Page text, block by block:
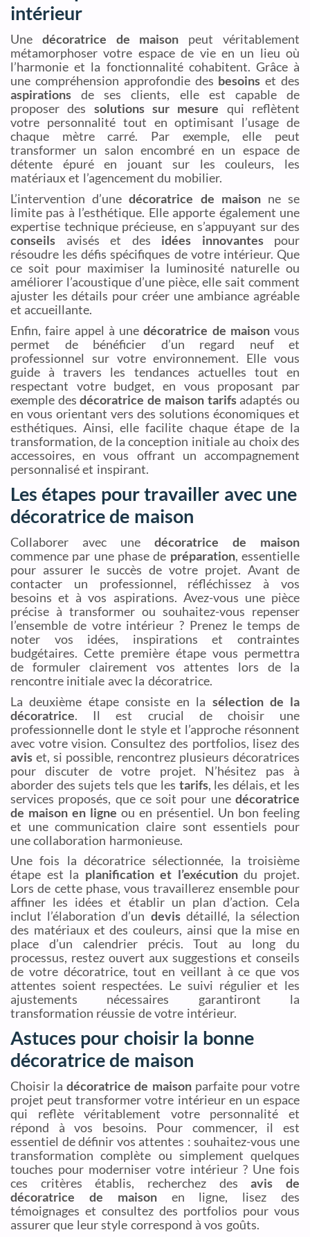
intérieur
Une décoratrice de maison peut véritablement
métamorphoser votre espace de vie en un lieu où
l’harmonie et la fonctionnalité cohabitent. Grâce à
une compréhension approfondie des besoins et des
aspirations de ses clients, elle est capable de
proposer des solutions sur mesure qui reflètent
votre personnalité tout en optimisant l’usage de
chaque mètre carré. Par exemple, elle peut
transformer un salon encombré en un espace de
détente épuré en jouant sur les couleurs, les
matériaux et l’agencement du mobilier.
L’intervention d’unedécoratrice de maisonne se
limite pas à l’esthétique. Elle apporte également une
expertise technique précieuse, en s’appuyant sur des
conseils avisés et des idées innovantespour
résoudre les défis spécifiques de votre intérieur. Que
ce soit pour maximiser la luminosité naturelle ou
améliorer l’acoustique d’une pièce, elle sait comment
ajuster les détails pour créer une ambiance agréable
et accueillante.
Enfin, faire appel à unedécoratrice de maisonvous
permet de bénéficier d’un regard neuf et
professionnel sur votre environnement. Elle vous
guide à travers les tendances actuelles tout en
respectant votre budget, en vous proposant par
exemple desdécoratrice de maison tarifsadaptés ou
en vous orientant vers des solutions économiques et
esthétiques. Ainsi, elle facilite chaque étape de la
transformation, de la conception initiale au choix des
accessoires, en vous offrant un accompagnement
personnalisé et inspirant.
Les étapes pour travailler avec une
décoratrice de maison
Collaborer avec une décoratrice de maison
commence par une phase de préparation, essentielle
pour assurer le succès de votre projet. Avant de
contacter un professionnel, réfléchissez à vos
besoins et à vos aspirations. Avez-vous une pièce
précise à transformer ou souhaitez-vous repenser
l’ensemble de votre intérieur ? Prenez le temps de
noter vos idées, inspirations et contraintes
budgétaires. Cette première étape vous permettra
de formuler clairement vos attentes lors de la
rencontre initiale avec la décoratrice.
La deuxième étape consiste en la sélection de la
décoratrice. Il est crucial de choisir une
professionnelle dont le style et l’approche résonnent
avec votre vision. Consultez des portfolios, lisez des
avis et, si possible, rencontrez plusieurs décoratrices
pour discuter de votre projet. N’hésitez pas à
aborder des sujets tels que les tarifs, les délais, et les
services proposés, que ce soit pour une décoratrice
de maison en ligne ou en présentiel. Un bon feeling
et une communication claire sont essentiels pour
une collaboration harmonieuse.
Une fois la décoratrice sélectionnée, la troisième
étape est la planification et l’exécutiondu projet.
Lors de cette phase, vous travaillerez ensemble pour
affiner les idées et établir un plan d’action. Cela
inclut l’élaboration d’un devisdétaillé, la sélection
des matériaux et des couleurs, ainsi que la mise en
place d’un calendrier précis. Tout au long du
processus, restez ouvert aux suggestions et conseils
de votre décoratrice, tout en veillant à ce que vos
attentes soient respectées. Le suivi régulier et les
ajustements nécessaires garantiront la
transformation réussie de votre intérieur.
Astuces pour choisir la bonne
décoratrice de maison
Choisir ladécoratrice de maisonparfaite pour votre
projet peut transformer votre intérieur en un espace
qui reflète véritablement votre personnalité et
répond à vos besoins. Pour commencer, il est
essentiel de définir vos attentes : souhaitez-vous une
transformation complète ou simplement quelques
touches pour moderniser votre intérieur ? Une fois
ces critères établis, recherchez desavis de
décoratrice de maisonen ligne, lisez des
témoignages et consultez des portfolios pour vous
assurer que leur style correspond à vos goûts.